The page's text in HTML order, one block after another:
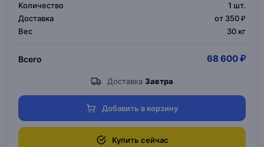
Количество 1 шт.
Доставка
от 350 ₽
Вес
30 кг
Всего 68 600 ₽
Доставка Завтра
Добавить в корзину
Купить сейчас